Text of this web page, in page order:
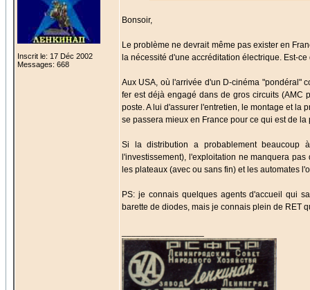
Inscrit le: 17 Déc 2002
Messages: 668
Bonsoir,
Le problème ne devrait même pas exister en
la nécessité d'une accréditation électrique. Est-
Aux USA, où l'arrivée d'un D-cinéma "pondéral"
fer est déjà engagé dans de gros circuits (AMC
poste. A lui d'assurer l'entretien, le montage et la
se passera mieux en France pour ce qui est de la
Si la distribution a probablement
l'investissement), l'exploitation ne manquera
les plateaux (avec ou sans fin) et les automates
PS: je connais quelques agents d'accueil qui
barette de diodes, mais je connais plein de RET